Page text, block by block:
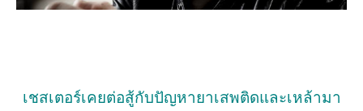
เชสเตอร์เคยต่อสู้กับปัญหายาเสพติดและเหล้ามา